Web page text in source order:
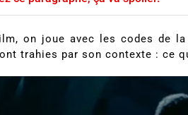
on joue avec les codes de
trahies par son contexte : ce